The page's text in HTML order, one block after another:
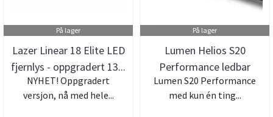
På lager
Lazer Linear 18 Elite LED
fjernlys - oppgradert 13...
NYHET! Oppgradert
versjon, nå med hele...
På lager
Lumen Helios S20
Performance ledbar
Lumen S20 Performance
med kun én ting...